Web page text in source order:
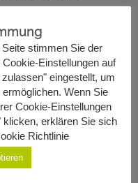
Impressum
Datenschutzerklärung
stimmen Sie der
Einstellungen auf
eingestellt, um
Wenn Sie
Cookie-Einstellungen
erklären Sie sich
Richtlinie